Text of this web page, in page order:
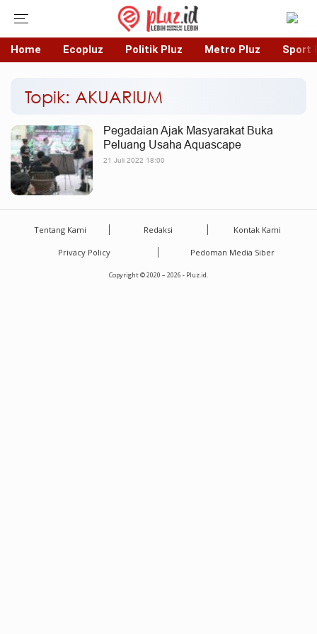
Home Ecopluz Politik Pluz Metro Pluz Sport
Topik: AKUARIUM
Pegadaian Ajak Masyarakat Buka
Peluang Usaha Aquascape
21 Juli 2022 18:00
Tentang Kami Redaksi Kontak Kami
Privacy Policy Pedoman Media Siber
Copyright © 2020 – 2026 - Pluz.id.